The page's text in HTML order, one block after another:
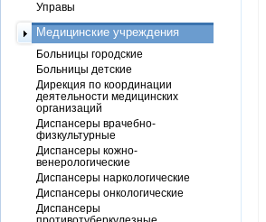
Управы
Медицинские учреждения
Больницы городские
Больницы детские
Дирекция по координации
деятельности медицинских
организаций
Диспансеры врачебно-
физкультурные
Диспансеры кожно-
венерологические
Диспансеры наркологические
Диспансеры онкологические
Диспансеры